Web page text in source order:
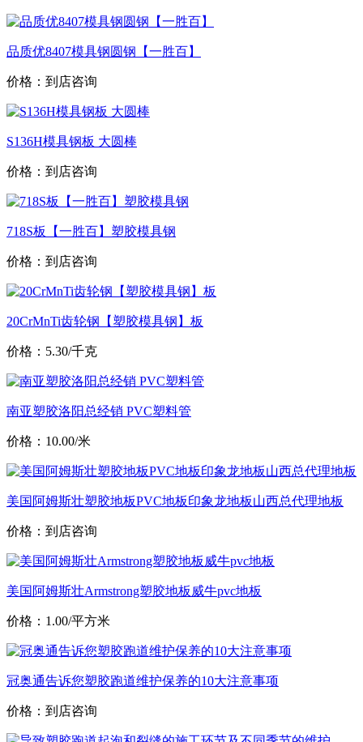
品质优8407模具钢圆钢【一胜百】
价格：到店咨询
S136H模具钢板 大圆棒
价格：到店咨询
718S板【一胜百】塑胶模具钢
价格：到店咨询
20CrMnTi齿轮钢【塑胶模具钢】板
价格：5.30/千克
南亚塑胶洛阳总经销 PVC塑料管
价格：10.00/米
美国阿姆斯壮塑胶地板PVC地板印象龙地板山西总代理地板
价格：到店咨询
美国阿姆斯壮Armstrong塑胶地板威牛pvc地板
价格：1.00/平方米
冠奥通告诉您塑胶跑道维护保养的10大注意事项
价格：到店咨询